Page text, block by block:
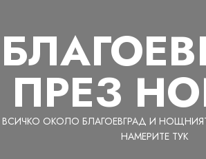
content
ПРЕЗ
ВСИЧКО ОКОЛО БЛАГОЕВГРАД И
НАМЕРИТЕ ТУК